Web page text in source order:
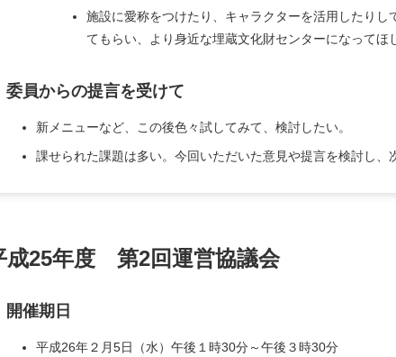
施設に愛称をつけたり、キャラクターを活用したりし
てもらい、より身近な埋蔵文化財センターになってほ
員からの提言を受けて
新メニューなど、この後色々試してみて、検討したい。
課せられた課題は多い。今回いただいた意見や提言を検討し、
成25年度 第2回運営協議会
催期日
平成26年２月5日（水）午後１時30分～午後３時30分